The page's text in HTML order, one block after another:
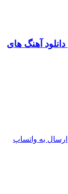
دانلود آهنگ های
ارسال به واتساپ